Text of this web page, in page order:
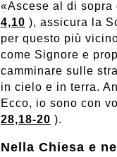
«Ascese al di
4,10 ), assicura la
per questo più
come Signore e
camminare sulle
in cielo e in terra.
Ecco, io sono con
28,18-20 ).
Nella Chiesa e